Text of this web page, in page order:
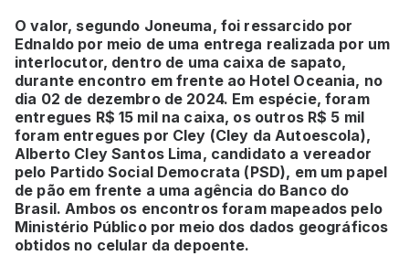
O valor, segundo Joneuma, foi ressarcido por
Ednaldo por meio de uma entrega realizada por um
interlocutor, dentro de uma caixa de sapato,
durante encontro em frente ao Hotel Oceania, no
dia 02 de dezembro de 2024. Em espécie, foram
entregues R$ 15 mil na caixa, os outros R$ 5 mil
foram entregues por Cley (Cley da Autoescola),
Alberto Cley Santos Lima, candidato a vereador
pelo Partido Social Democrata (PSD), em um papel
de pão em frente a uma agência do Banco do
Brasil. Ambos os encontros foram mapeados pelo
Ministério Público por meio dos dados geográficos
obtidos no celular da depoente.